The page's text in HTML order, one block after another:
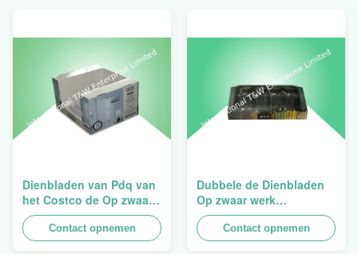
Dienbladen van Pdq van
het Costco de Op zwaar
werk berekende
Stapelbare Ontwerp aan
het Verkopen van
Contact opnemen
Dubbele de Dienbladen
Op zwaar werk
berekende
Opeenstapeling van het
Muurkarton PDQ voor het
Contact opnemen